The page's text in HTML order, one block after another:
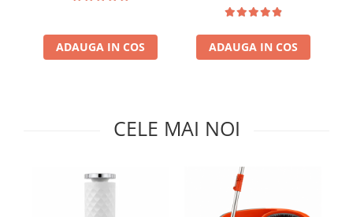
Solutii curatare mobila
Ingrijire UrechiADAUGA IN COS ADAUGA IN COS
CELE MAI NOI